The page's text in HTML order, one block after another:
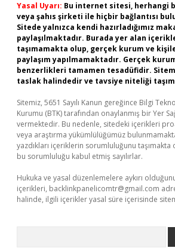
Yasal Uyarı: Bu internet sitesi, herhangi
veya şahıs şirketi ile hiçbir bağlantısı
Sitede yalnızca kendi hazırladığımız
paylaşılmaktadır. Burada yer alan
taşımamakta olup, gerçek kurum ve
paylaşım yapılmamaktadır. Gerçek
benzerlikleri tamamen tesadüfidir.
taslak halindedir ve tavsiye niteliği
Sitemiz, 5651 Sayılı Kanun gereğince Bilgi
Kurumu (BTK) tarafından onaylanmış bir Yer
vermektedir. Bu nedenle, sitedeki içerikleri
veya araştırma yükümlülüğümüz
yazdıkları içeriklerin sorumluluğunu
bu sorumluluğu kabul etmiş sayılırlar.
Hukuka ve yasal düzenlemelere aykırı
içerikleri, backlinkpanelicomtr@gmail.com
halinde, ilgili içerikler yasal süre içerisinde